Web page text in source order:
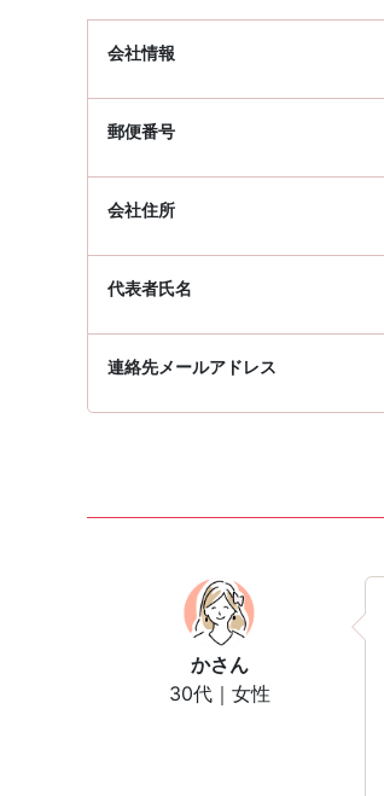
会社情報
郵便番号
会社住所
代表者氏名
連絡先メールアドレス
かさん
30代｜女性